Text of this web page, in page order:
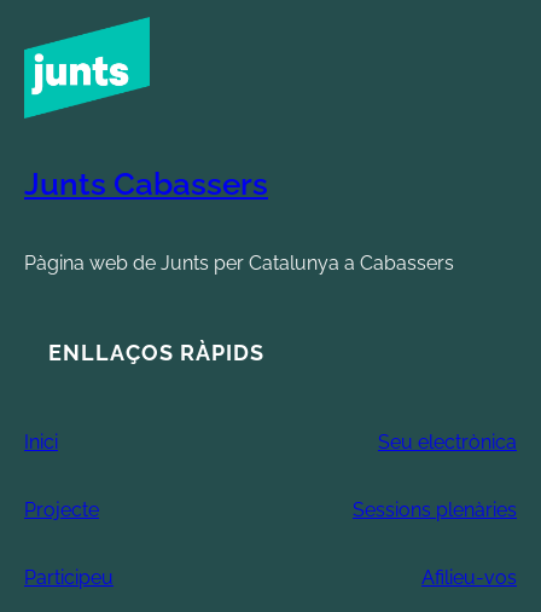
Junts Cabassers
Pàgina web de Junts per Catalunya a Cabassers
ENLLAÇOS RÀPIDS
Inici Seu electrònica
Projecte Sessions plenàries
Participeu Afilieu-vos